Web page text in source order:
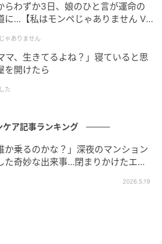
ル美容】潤い不足を解消する、
4選
っとみる
らわずか3日、娘のひと言が運命の
に…【私はモンペじゃありません Vo
ゃありません
、生きてるよね？」寝ていると思
を開けたら
た
ケア記事ランキング
か乗るのかな？」深夜のマンション
た奇妙な出来事…閉まりかけたエレ
2026.5.19